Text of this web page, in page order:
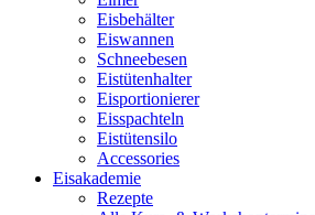
Eisbehälter
Eiswannen
Schneebesen
Eistütenhalter
Eisportionierer
Eisspachteln
Eistütensilo
Accessories
Eisakademie
Rezepte